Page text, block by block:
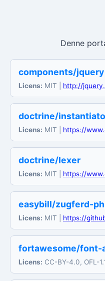
Denne
components/jquery
Licens: MIT | http://
doctrine/
Licens: MIT | https://
doctrine/lexer
Licens: MIT | https://
easybill/zugferd-
Licens: MIT | https://
fortawesome/font-
Licens: CC-BY-4.0, OFL-